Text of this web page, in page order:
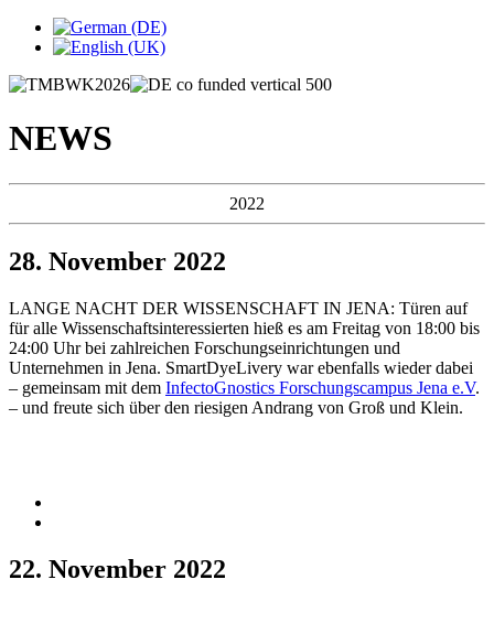
NEWS
2022
28. November 2022
LANGE NACHT DER WISSENSCHAFT IN JENA: Türen auf
für alle Wissenschaftsinteressierten hieß es am Freitag von 18:00 bis
24:00 Uhr bei zahlreichen Forschungseinrichtungen und
Unternehmen in Jena. SmartDyeLivery war ebenfalls wieder dabei
– gemeinsam mit dem InfectoGnostics Forschungscampus Jena e.V.
– und freute sich über den riesigen Andrang von Groß und Klein.
22. November 2022